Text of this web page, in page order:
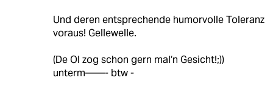
Und deren entsprechende humorvolle Toleranz
voraus! Gellewelle.
(De Ol zog schon gern mal‘n Gesicht!;))
unterm——- btw -